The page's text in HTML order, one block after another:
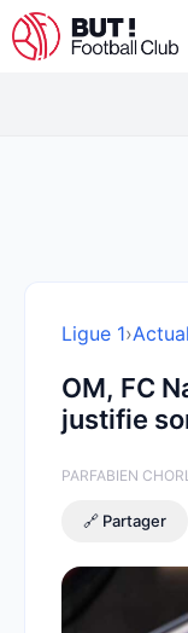
Aller
au
Ligue 1›
OM, FC
justifie
PARFABIEN
🔗 Partager